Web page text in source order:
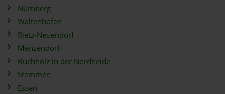
Nürnberg
Waltenhofen
Rietz-Neuendorf
Menzendorf
Buchholz in der Nordheide
Stemmen
Essen